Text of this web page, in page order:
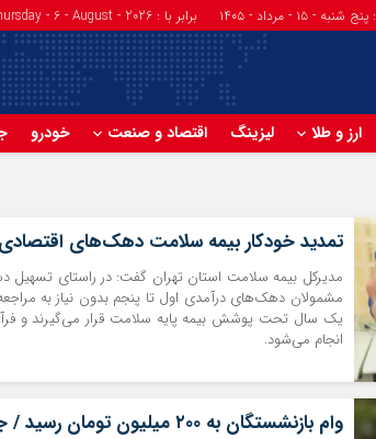
- ۱۵ - مرداد - ۱۴۰۵ برابر با : Thursday - 6 - August - 2026
ارز و طلا لیزینگ اقتصاد و صنعت خودرو
تمدید خودکار بیمه سلامت دهک‌های اقتصادی ۱ تا ۵ تهران
مدیرکل بیمه سلامت استان تهران گفت: در راستای تسهیل
مشمولان دهک‌های درآمدی اول تا پنجم بدون نیاز به
یک سال تحت پوشش بیمه پایه سلامت قرار می‌گیرند و
انجام می‌شود.